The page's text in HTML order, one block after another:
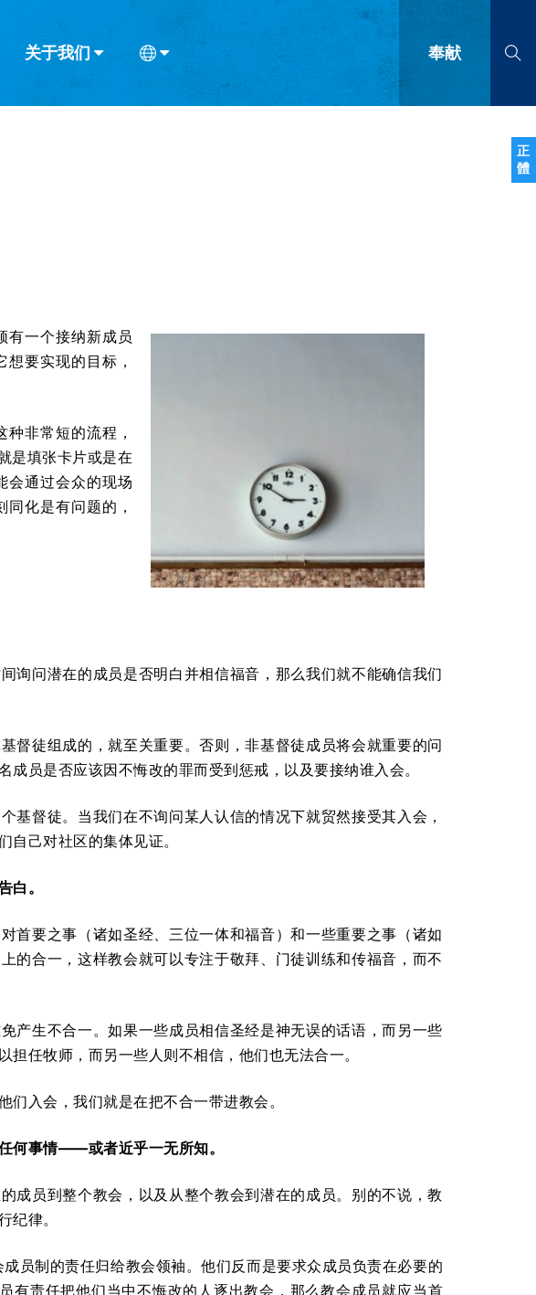
正
體
关于我们 奉献
有一个接纳新成员
要实现的目标，
非常短的流程，
是填张卡片或是在
会通过会众的现场
化是有问题的，
询问潜在的成员是否明白并相信福音，那么我们就不能确信我们
督徒组成的，就至关重要。否则，非基督徒成员将会就重要的问
员是否应该因不悔改的罪而受到惩戒，以及要接纳谁入会。
基督徒。当我们在不询问某人认信的情况下就贸然接受其入会，
自己对社区的集体见证。
白。
首要之事（诸如圣经、三位一体和福音）和一些重要之事（诸如
的合一，这样教会就可以专注于敬拜、门徒训练和传福音，而不
产生不合一。如果一些成员相信圣经是神无误的话语，而另一些
任牧师，而另一些人则不相信，他们也无法合一。
入会，我们就是在把不合一带进教会。
何事情——或者近乎一无所知。
成员到整个教会，以及从整个教会到潜在的成员。别的不说，教
纪律。
员制的责任归给教会领袖。他们反而是要求众成员负责在必要的
有责任把他们当中不悔改的人逐出教会，那么教会成员就应当首